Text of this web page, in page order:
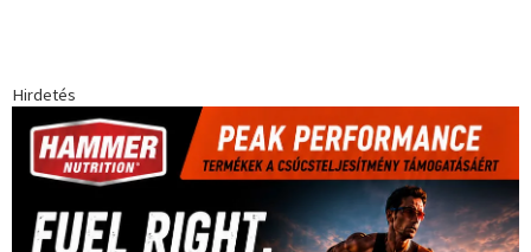
Hirdetés